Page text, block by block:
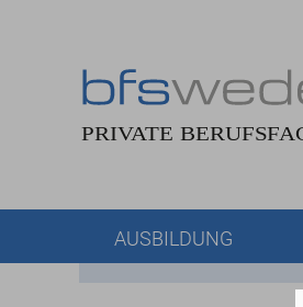
AUSBILDUNG